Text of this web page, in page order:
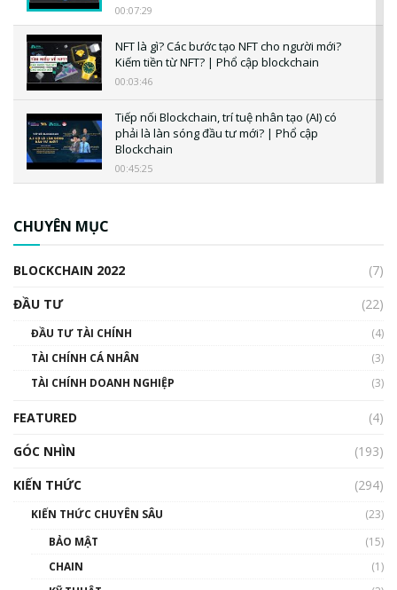
00:07:29
NFT là gì? Các bước tạo NFT cho người mới?
Kiếm tiền từ NFT? | Phổ cập blockchain
00:03:46
Tiếp nối Blockchain, trí tuệ nhân tạo (AI) có
phải là làn sóng đầu tư mới? | Phổ cập
Blockchain
00:45:25
00:02:14
Nhìn lại năm 2022: Những sự kiện ảnh hưởng
đến hệ sinh thái tiền mã hoá | Phổ cập
CHUYÊN MỤC
BLOCKCHAIN 2022
(7)
ĐẦU TƯ
(22)
ĐẦU TƯ TÀI CHÍNH
(4)
TÀI CHÍNH CÁ NHÂN
(3)
TÀI CHÍNH DOANH NGHIỆP
(3)
FEATURED
(4)
GÓC NHÌN
(193)
KIẾN THỨC
(294)
KIẾN THỨC CHUYÊN SÂU
(23)
BẢO MẬT
(15)
CHAIN
(1)